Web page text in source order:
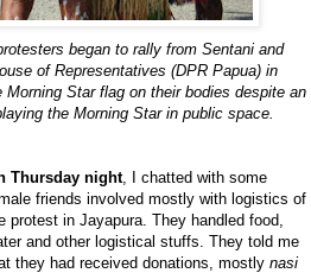
began to rally from Sentani and
of Representatives (DPR Papua) in
Star flag on their bodies despite an
the Morning Star in public space.
Thursday night, I chatted with some
friends involved mostly with logistics of
protest in Jayapura. They handled food,
and other logistical stuffs. They told me
they had received donations, mostly nasi